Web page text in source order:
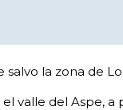
la zona de
valle del Aspe, a